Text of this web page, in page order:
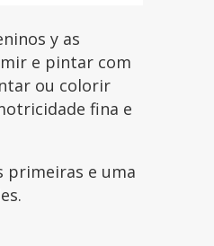
y as
e pintar com
ou colorir
fina e
primeiras e uma